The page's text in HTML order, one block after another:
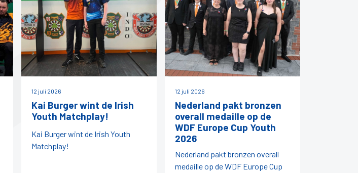
12 juli 2026
Kai Burger wint de Irish
Youth Matchplay!
Kai Burger wint de Irish Youth
Matchplay!
12 juli 2026
Nederland pakt bronzen
overall medaille op de
WDF Europe Cup Youth
2026
Nederland pakt bronzen overall
medaille op de WDF Europe Cup